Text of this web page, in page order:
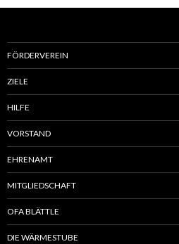
FÖRDERVEREIN
ZIELE
HILFE
VORSTAND
EHRENAMT
MITGLIEDSCHAFT
OFA BLÄTTLE
DIE WÄRMESTUBE